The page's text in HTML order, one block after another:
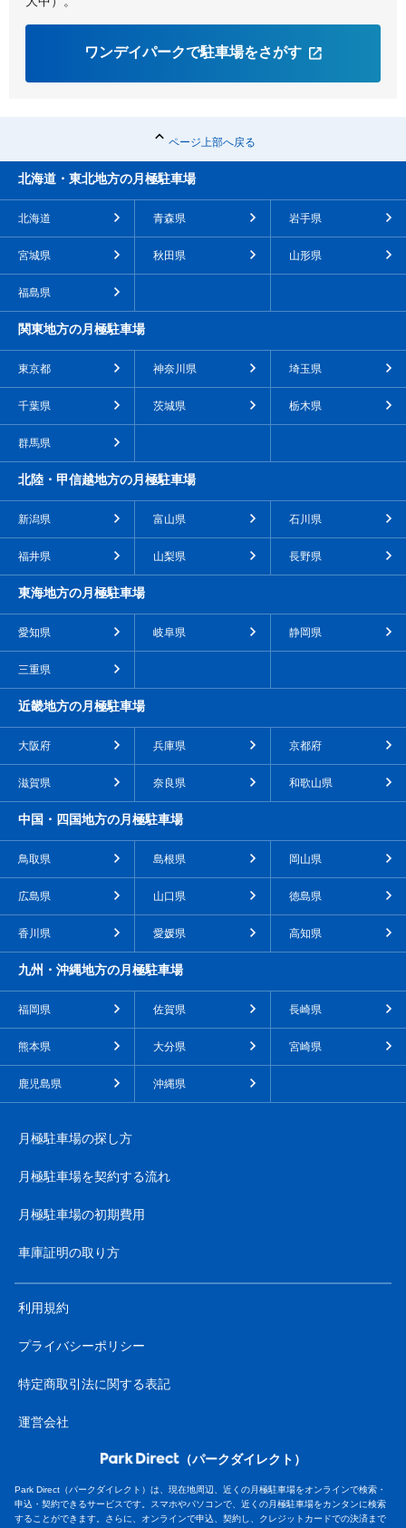
ワンデイパークで駐車場をさがす
ページ上部へ戻る
北海道・東北地方の月極駐車場
北海道 青森県 岩手県
宮城県 秋田県 山形県
福島県
関東地方の月極駐車場
東京都 神奈川県 埼玉県
千葉県 茨城県 栃木県
群馬県
北陸・甲信越地方の月極駐車場
新潟県 富山県 石川県
福井県 山梨県 長野県
東海地方の月極駐車場
愛知県 岐阜県 静岡県
三重県
近畿地方の月極駐車場
大阪府 兵庫県 京都府
滋賀県 奈良県 和歌山県
中国・四国地方の月極駐車場
鳥取県 島根県 岡山県
広島県 山口県 徳島県
香川県 愛媛県 高知県
九州・沖縄地方の月極駐車場
福岡県 佐賀県 長崎県
熊本県 大分県 宮崎県
鹿児島県 沖縄県
月極駐車場の探し方
月極駐車場を契約する流れ
月極駐車場の初期費用
車庫証明の取り方
利用規約
プライバシーポリシー
特定商取引法に関する表記
運営会社
（パークダイレクト）
Park Direct（パークダイレクト）は、現在地周辺、近くの月極駐車場をオンラインで検索・
申込・契約できるサービスです。スマホやパソコンで、近くの月極駐車場をカンタンに検索
することができます。さらに、オンラインで申込、契約し、クレジットカードでの決済まで